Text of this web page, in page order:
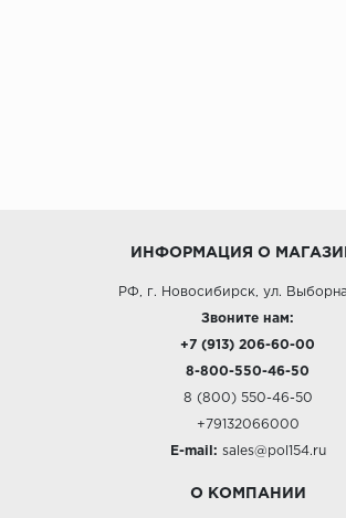
ИНФОРМАЦИЯ О
РФ, г. Новосибирск, ул.
Звоните нам:
+7 (913) 206-60-00
8-800-550-46-50
8 (800) 550-46-50
+79132066000
E-mail: sales@pol154.ru
О КОМПАНИИ